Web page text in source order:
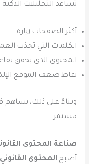
تساعد التحليلات
أكثر الصفحات زيارة
الكلمات التي تجذب
المحتوى الذي يحقق
نقاط ضعف الموقع
وبناءً على ذلك، يساهم
مستمر.
صناعة المحتوى
أصبح المحتوى القانوني